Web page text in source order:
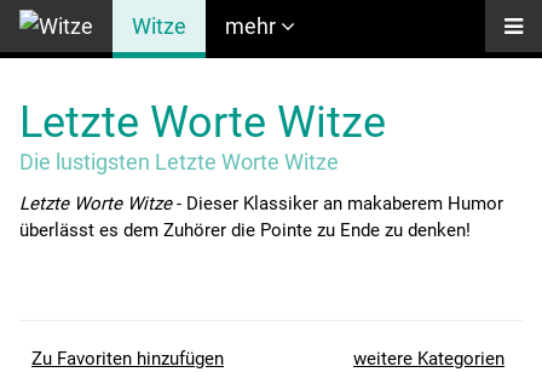
Witze mehr
Letzte Worte Witze
Die lustigsten Letzte Worte Witze
Letzte Worte Witze- Dieser Klassiker an makaberem Humor
überlässt es dem Zuhörer die Pointe zu Ende zu denken!
Zu Favoriten hinzufügen weitere Kategorien